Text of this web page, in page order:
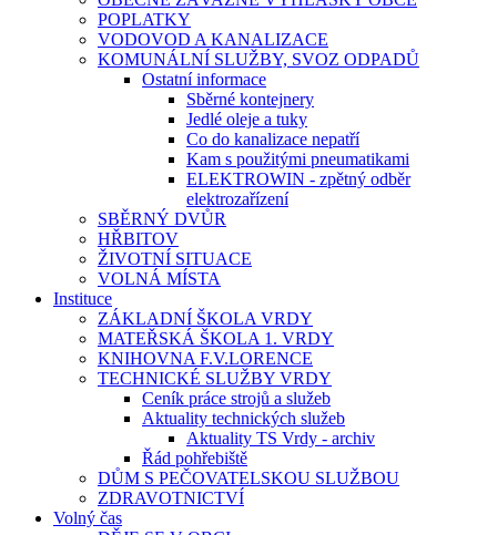
POPLATKY
VODOVOD A KANALIZACE
KOMUNÁLNÍ SLUŽBY, SVOZ ODPADŮ
Ostatní informace
Sběrné kontejnery
Jedlé oleje a tuky
Co do kanalizace nepatří
Kam s použitými pneumatikami
ELEKTROWIN - zpětný odběr
elektrozařízení
SBĚRNÝ DVŮR
HŘBITOV
ŽIVOTNÍ SITUACE
VOLNÁ MÍSTA
Instituce
ZÁKLADNÍ ŠKOLA VRDY
MATEŘSKÁ ŠKOLA 1. VRDY
KNIHOVNA F.V.LORENCE
TECHNICKÉ SLUŽBY VRDY
Ceník práce strojů a služeb
Aktuality technických služeb
Aktuality TS Vrdy - archiv
Řád pohřebiště
DŮM S PEČOVATELSKOU SLUŽBOU
ZDRAVOTNICTVÍ
Volný čas